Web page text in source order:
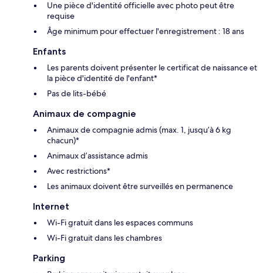
Une pièce d'identité officielle avec photo peut être
requise
Âge minimum pour effectuer l'enregistrement : 18 ans
Enfants
Les parents doivent présenter le certificat de naissance et
la pièce d'identité de l'enfant*
Pas de lits-bébé
Animaux de compagnie
Animaux de compagnie admis (max. 1, jusqu’à 6 kg
chacun)*
Animaux d’assistance admis
Avec restrictions*
Les animaux doivent être surveillés en permanence
Internet
Wi-Fi gratuit dans les espaces communs
Wi-Fi gratuit dans les chambres
Parking